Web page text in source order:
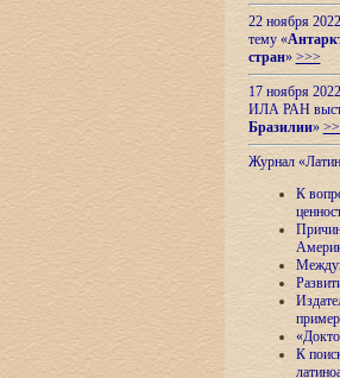
22 ноября
тему «
стран» >>>
17 ноября
ИЛА РАН
Бразилии»
Журнал
К
К